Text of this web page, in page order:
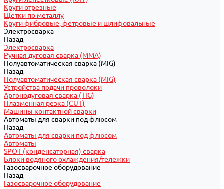
Круги отрезные
Щетки по металлу
Круги фибровые, фетровые и шлифовальные
Электросварка
Назад
Электросварка
Ручная дуговая сварка (MMA)
Полуавтоматическая сварка (MIG)
Назад
Полуавтоматическая сварка (MIG)
Устройства подачи проволоки
Аргонодуговая сварка (TIG)
Плазменная резка (CUT)
Машины контактной сварки
Автоматы для сварки под флюсом
Назад
Автоматы для сварки под флюсом
Автоматы
SPOT (конденсаторная) сварка
Блоки водяного охлаждения/тележки
Газосварочное оборудование
Назад
Газосварочное оборудование